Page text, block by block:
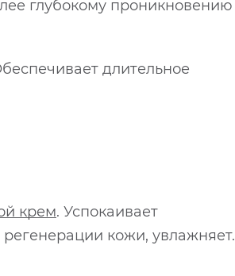
глубокому проникновению
длительное
крем. Успокаивает
кожи, увлажняет.